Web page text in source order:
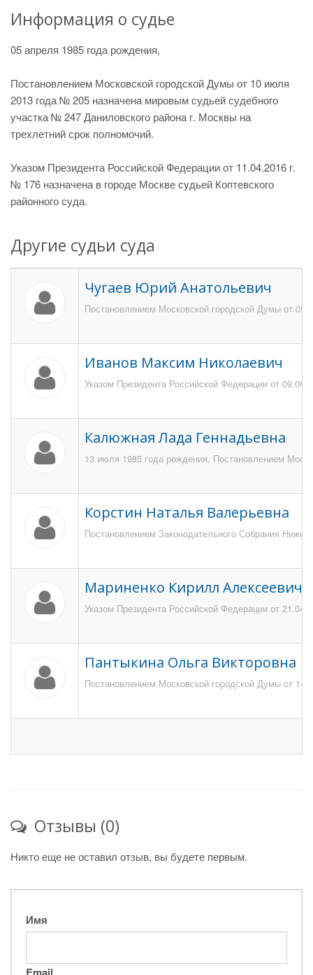
Информация о судье
05 апреля 1985 года рождения,
Постановлением Московской городской Думы от 10 июля
2013 года № 205 назначена мировым судьей судебного
участка № 247 Даниловского района г. Москвы на
трехлетний срок полномочий.
Указом Президента Российской Федерации от 11.04.2016 г.
№ 176 назначена в городе Москве судьей Коптевского
районного суда.
Другие судьи суда
Чугаев Юрий Анатольевич
Постановлением Московской городской Думы от
Иванов Максим Николаевич
Указом Президента Российской Федерации от
Калюжная Лада Геннадьевна
13 июля 1985 года рождения, Постановлением
Корстин Наталья Валерьевна
Постановлением Законодательного Собрания
Мариненко Кирилл Алексеевич
Указом Президента Российской Федерации от
Пантыкина Ольга Викторовна
Постановлением Московской городской Думы от 14
Отзывы (0)
Никто еще не оставил отзыв, вы будете первым.
Имя